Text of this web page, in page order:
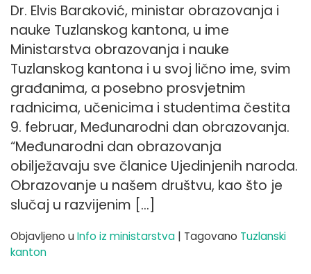
Dr. Elvis Baraković, ministar obrazovanja i
nauke Tuzlanskog kantona, u ime
Ministarstva obrazovanja i nauke
Tuzlanskog kantona i u svoj lično ime, svim
građanima, a posebno prosvjetnim
radnicima, učenicima i studentima čestita
9. februar, Međunarodni dan obrazovanja.
“Međunarodni dan obrazovanja
obilježavaju sve članice Ujedinjenih naroda.
Obrazovanje u našem društvu, kao što je
slučaj u razvijenim […]
Objavljeno u Info iz ministarstva | Tagovano Tuzlanski
kanton